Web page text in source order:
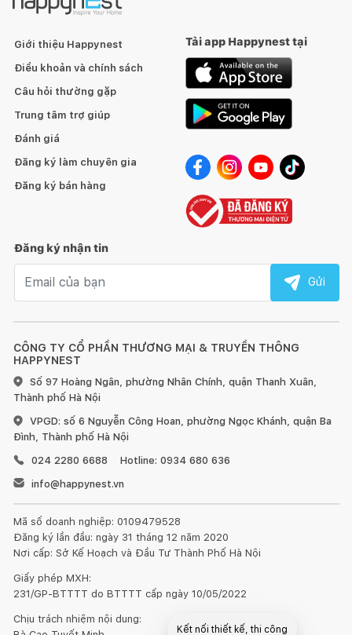
CÔNG TY CỔ PHẦN THƯƠNG MẠI & TRUYỀN THÔNG
HAPPYNEST
Số 97 Hoàng Ngân, phường Nhân Chính, quận Thanh Xuân,
Thành phố Hà Nội
VPGD: số 6 Nguyễn Công Hoan, phường Ngọc Khánh, quận Ba
Đình, Thành phố Hà Nội
024 2280 6688
Hotline: 0934 680 636
info@happynest.vn
Mã số doanh nghiệp: 0109479528
Đăng ký lần đầu: ngày 31 tháng 12 năm 2020
Nơi cấp: Sở Kế Hoạch và Đầu Tư Thành Phố Hà Nội
Giấy phép MXH:
231/GP-BTTTT do BTTTT cấp ngày 10/05/2022
Chịu trách nhiệm nội dung:
Giới thiệu Happynest
Điều khoản và chính sách
Câu hỏi thường gặp
Trung tâm trợ giúp
Đánh giá
Đăng ký làm chuyên gia
Đăng ký bán hàng
Tải app Happynest tại
Đăng ký nhận tin
Gửi
Kết nối thiết kế, thi công